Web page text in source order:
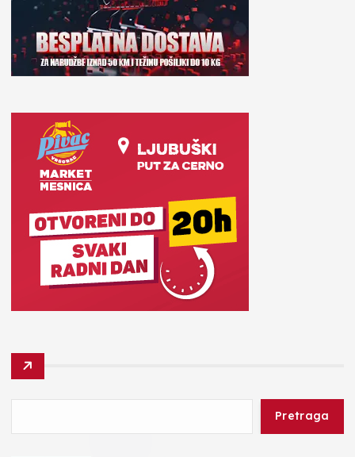
Pretraga